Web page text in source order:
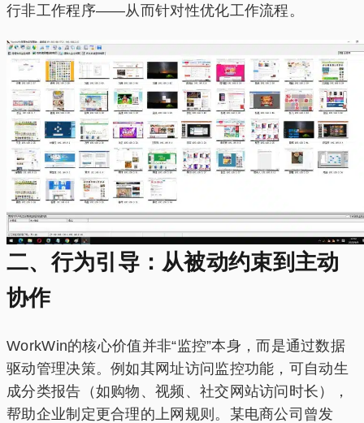
行非工作程序——从而针对性优化工作流程。
二、行为引导：从被动约束到主动
协作‌
WorkWin的核心价值并非“监控”本身，而是通过数据
驱动管理决策。例如其网址访问监控功能，可自动生
成分类报告（如购物、视频、社交网站访问时长），
帮助企业制定更合理的上网规则。某电商公司曾发